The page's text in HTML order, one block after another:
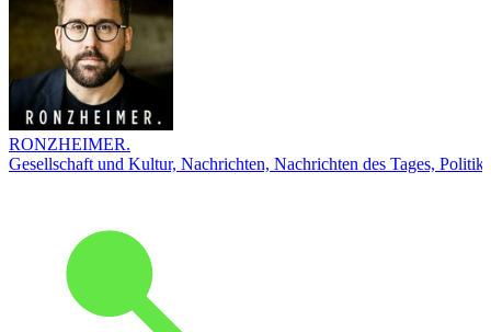
RONZHEIMER.
Gesellschaft und Kultur, Nachrichten, Nachrichten des Tages, Politik